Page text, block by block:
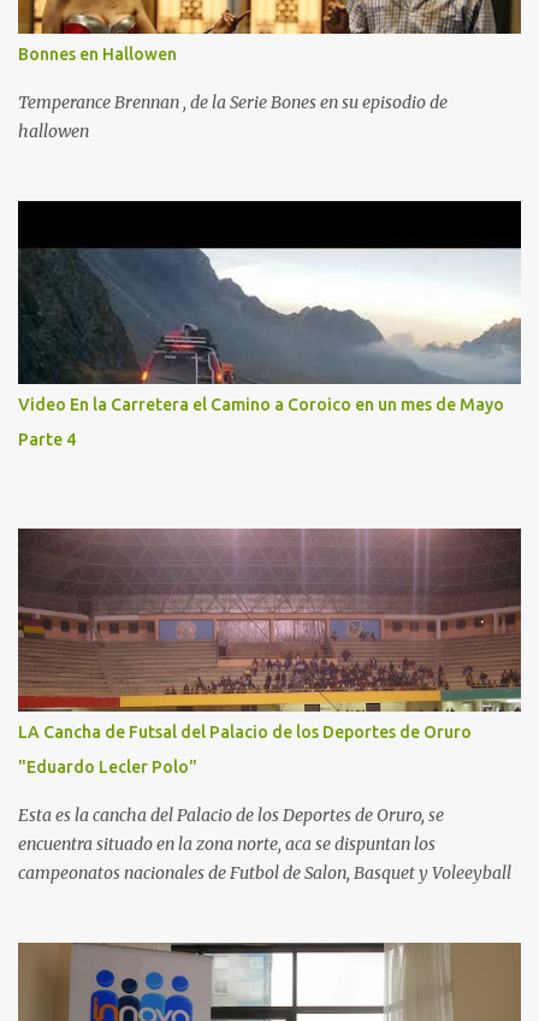
Bonnes en Hallowen
Temperance Brennan , de la Serie Bones en su episodio de
hallowen
Video En la Carretera el Camino a Coroico en un mes de Mayo
Parte 4
LA Cancha de Futsal del Palacio de los Deportes de Oruro
"Eduardo Lecler Polo"
Esta es la cancha del Palacio de los Deportes de Oruro, se
encuentra situado en la zona norte, aca se dispuntan los
campeonatos nacionales de Futbol de Salon, Basquet y Voleeyball